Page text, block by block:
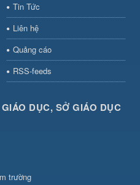
Tin Tức
Liên hệ
Quảng cáo
RSS-feeds
DỤC, SỞ GIÁO DỤC
trường